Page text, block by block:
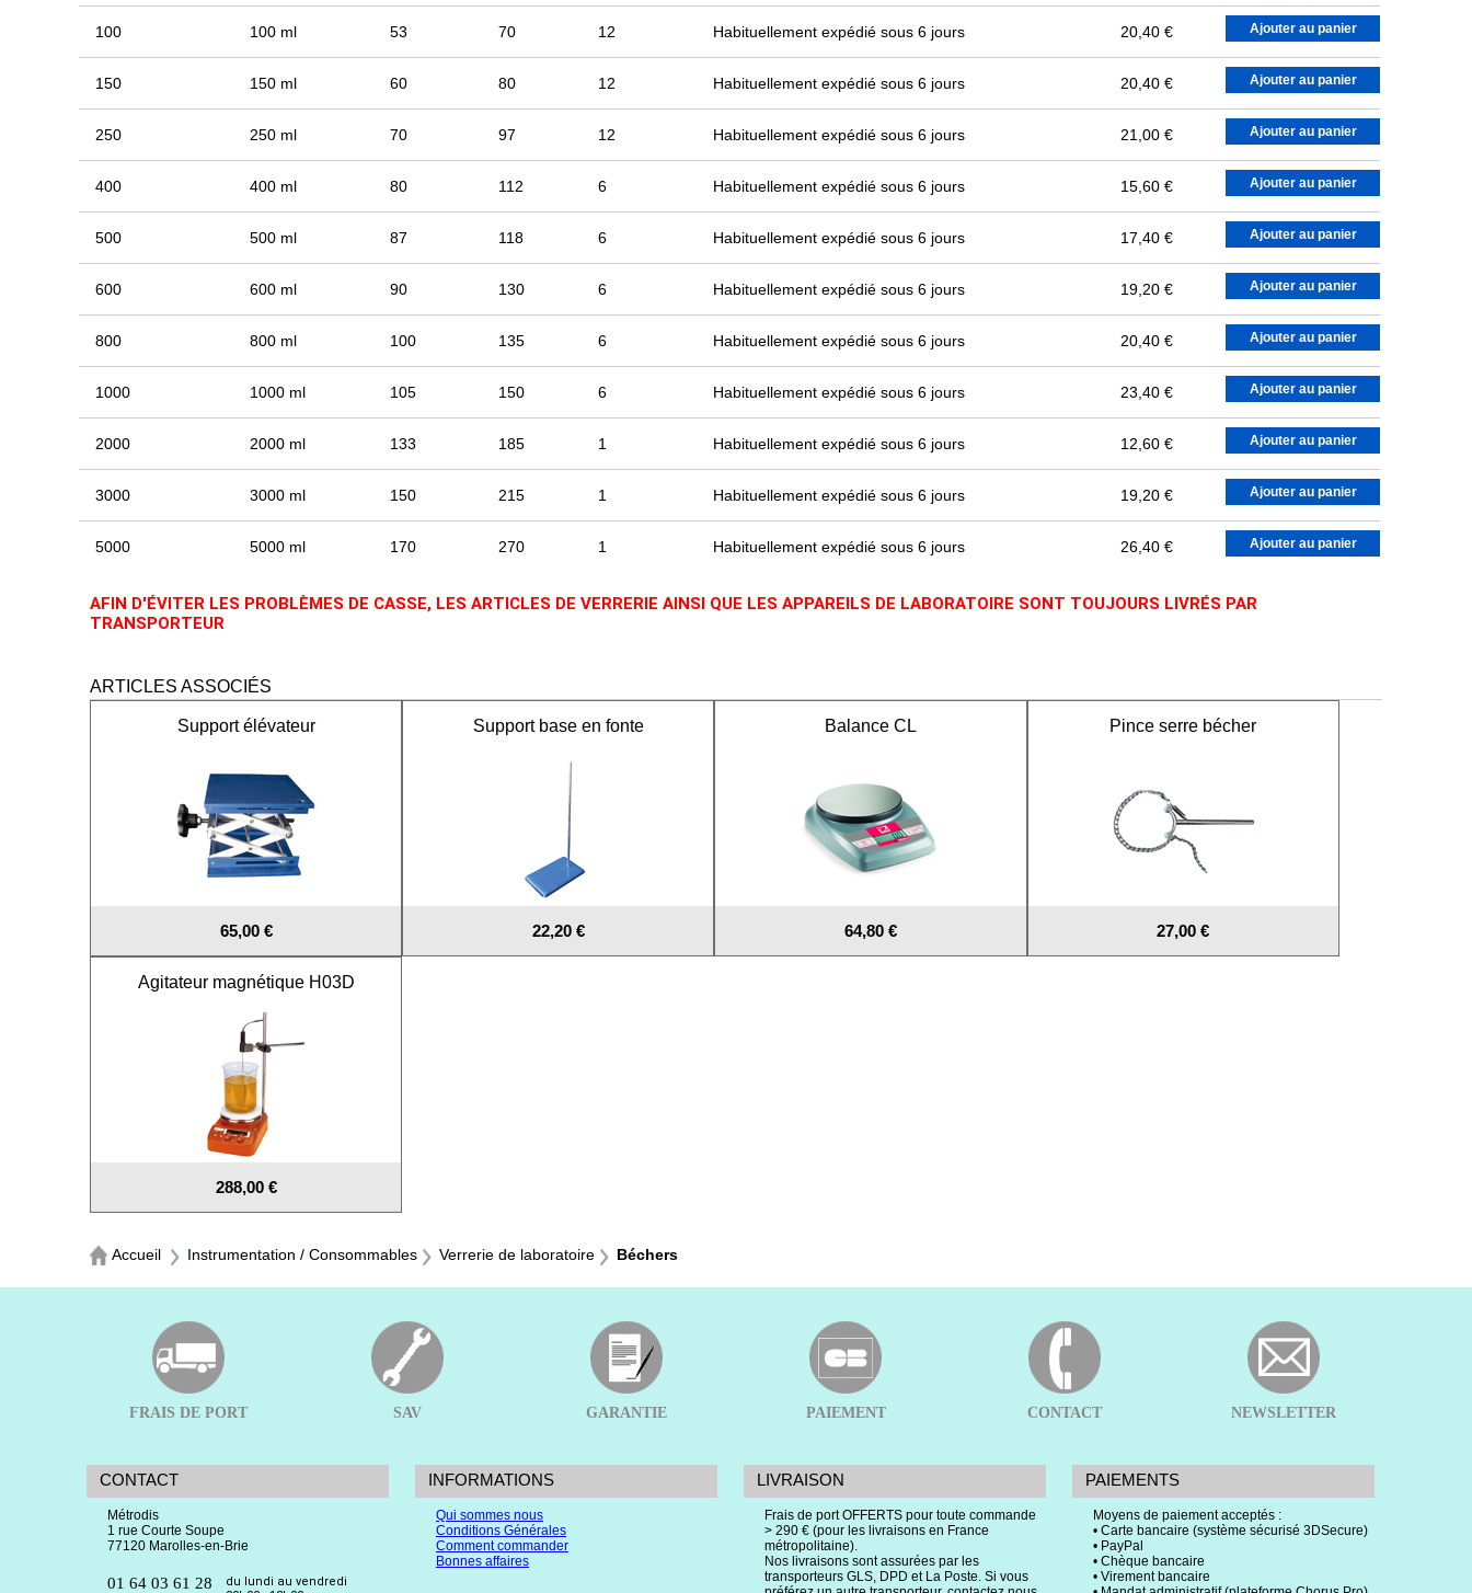
100 100 ml 53 70 12 Habituellement expédié sous 6 jours 20,40 € Ajouter au panier
150 150 ml 60 80 12 Habituellement expédié sous 6 jours 20,40 € Ajouter au panier
250 250 ml 70 97 12 Habituellement expédié sous 6 jours 21,00 € Ajouter au panier
400 400 ml 80 112 6 Habituellement expédié sous 6 jours 15,60 € Ajouter au panier
500 500 ml 87 118 6 Habituellement expédié sous 6 jours 17,40 € Ajouter au panier
600 600 ml 90 130 6 Habituellement expédié sous 6 jours 19,20 € Ajouter au panier
800 800 ml 100 135 6 Habituellement expédié sous 6 jours 20,40 € Ajouter au panier
1000 1000 ml 105 150 6 Habituellement expédié sous 6 jours 23,40 € Ajouter au panier
2000 2000 ml 133 185 1 Habituellement expédié sous 6 jours 12,60 € Ajouter au panier
3000 3000 ml 150 215 1 Habituellement expédié sous 6 jours 19,20 € Ajouter au panier
5000 5000 ml 170 270 1 Habituellement expédié sous 6 jours 26,40 € Ajouter au panier
AFIN D'ÉVITER LES PROBLÈMES DE CASSE, LES ARTICLES DE VERRERIE AINSI QUE LES APPAREILS DE LABORATOIRE SONT TOUJOURS LIVRÉS PAR
TRANSPORTEUR
ARTICLES ASSOCIÉS
Support élévateur
65,00 €
Support base en fonte
22,20 €
Balance CL
64,80 €
Pince serre bécher
27,00 €
Agitateur magnétique H03D
288,00 €
Accueil Instrumentation / Consommables Verrerie de laboratoire Béchers
FRAIS DE PORT SAV GARANTIE PAIEMENT CONTACT NEWSLETTER
CONTACT
Métrodis
1 rue Courte Soupe
77120 Marolles-en-Brie
01 64 03 61 28
du lundi au vendredi
INFORMATIONS
Qui sommes nous
Conditions Générales
Comment commander
Bonnes affaires
LIVRAISON
Frais de port OFFERTS pour toute commande
> 290 € (pour les livraisons en France
métropolitaine).
Nos livraisons sont assurées par les
transporteurs GLS, DPD et La Poste. Si vous
PAIEMENTS
Moyens de paiement acceptés :
• Carte bancaire (système sécurisé 3DSecure)
• PayPal
• Chèque bancaire
• Virement bancaire